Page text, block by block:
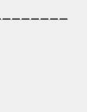
ーーーーーー